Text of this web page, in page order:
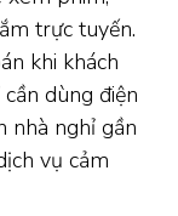
trực tuyến.
khi khách
dùng điện
nhà nghỉ gần
vụ cảm